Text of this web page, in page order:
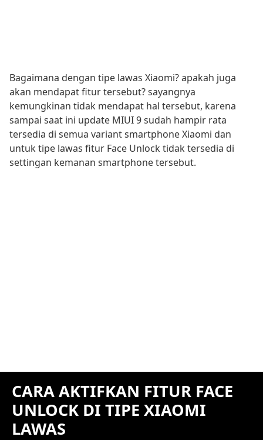
Bagaimana dengan tipe lawas Xiaomi? apakah juga
akan mendapat fitur tersebut? sayangnya
kemungkinan tidak mendapat hal tersebut, karena
sampai saat ini update MIUI 9 sudah hampir rata
tersedia di semua variant smartphone Xiaomi dan
untuk tipe lawas fitur Face Unlock tidak tersedia di
settingan kemanan smartphone tersebut.
CARA AKTIFKAN FITUR FACE
UNLOCK DI TIPE XIAOMI
LAWAS